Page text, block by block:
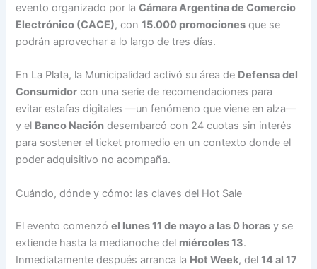
evento organizado por laCámara Argentina de Comercio
Electrónico (CACE), con15.000 promociones que se
podrán aprovechar a lo largo de tres días.
En La Plata, la Municipalidad activó su área de Defensa del
Consumidor con una serie de recomendaciones para
evitar estafas digitales —un fenómeno que viene en alza—
y el Banco Nación desembarcó con 24 cuotas sin interés
para sostener el ticket promedio en un contexto donde el
poder adquisitivo no acompaña.
Cuándo, dónde y cómo: las claves del Hot Sale
El evento comenzóel lunes 11 de mayo a las 0 horas y se
extiende hasta la medianoche del miércoles 13.
Inmediatamente después arranca la Hot Week, del14 al 17